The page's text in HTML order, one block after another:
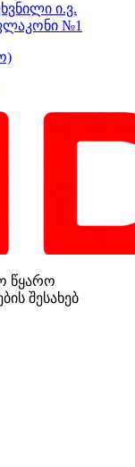
ი.ვ.
№1
წყარო
შესახებ